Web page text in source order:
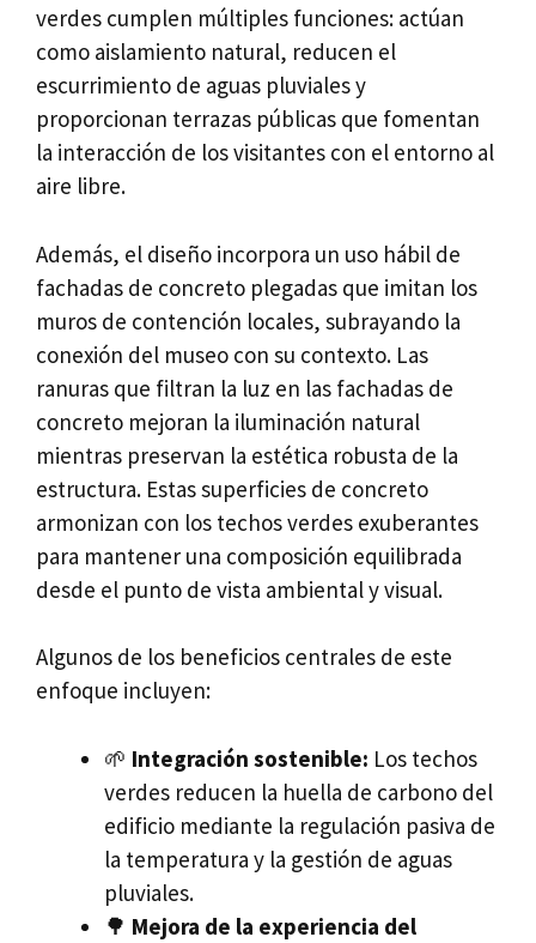
verdes cumplen múltiples funciones: actúan
como aislamiento natural, reducen el
escurrimiento de aguas pluviales y
proporcionan terrazas públicas que fomentan
la interacción de los visitantes con el entorno al
aire libre.
Además, el diseño incorpora un uso hábil de
fachadas de concreto plegadas que imitan los
muros de contención locales, subrayando la
conexión del museo con su contexto. Las
ranuras que filtran la luz en las fachadas de
concreto mejoran la iluminación natural
mientras preservan la estética robusta de la
estructura. Estas superficies de concreto
armonizan con los techos verdes exuberantes
para mantener una composición equilibrada
desde el punto de vista ambiental y visual.
Algunos de los beneficios centrales de este
enfoque incluyen:
🌱 Integración sostenible: Los techos
verdes reducen la huella de carbono del
edificio mediante la regulación pasiva de
la temperatura y la gestión de aguas
pluviales.
🌳 Mejora de la experiencia del